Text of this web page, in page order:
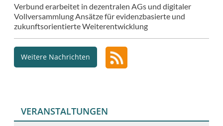
Verbund erarbeitet in dezentralen AGs und digitaler
Vollversammlung Ansätze für evidenzbasierte und
zukunftsorientierte Weiterentwicklung
Weitere Nachrichten
VERANSTALTUNGEN